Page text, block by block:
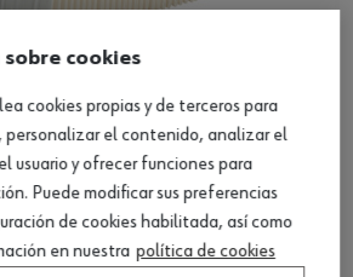
PLANO PARA AMTS
cookies
cookies propias y de terceros para
el contenido, analizar el
usuario y ofrecer funciones para
Puede modificar sus preferencias
de cookies habilitada, así como
en nuestra política de cookies